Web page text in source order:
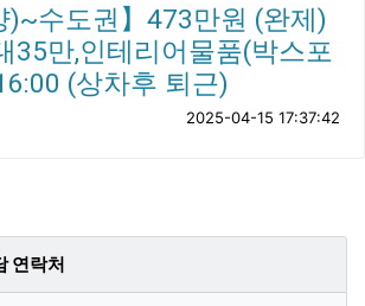
)~수도권】473만원 (완제)
35만,인테리어물품(박스포
(상차후 퇴근)
2025-04-15 17:37:42
연락처